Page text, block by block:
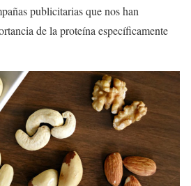
publicitarias que nos han
de la proteína específicamente